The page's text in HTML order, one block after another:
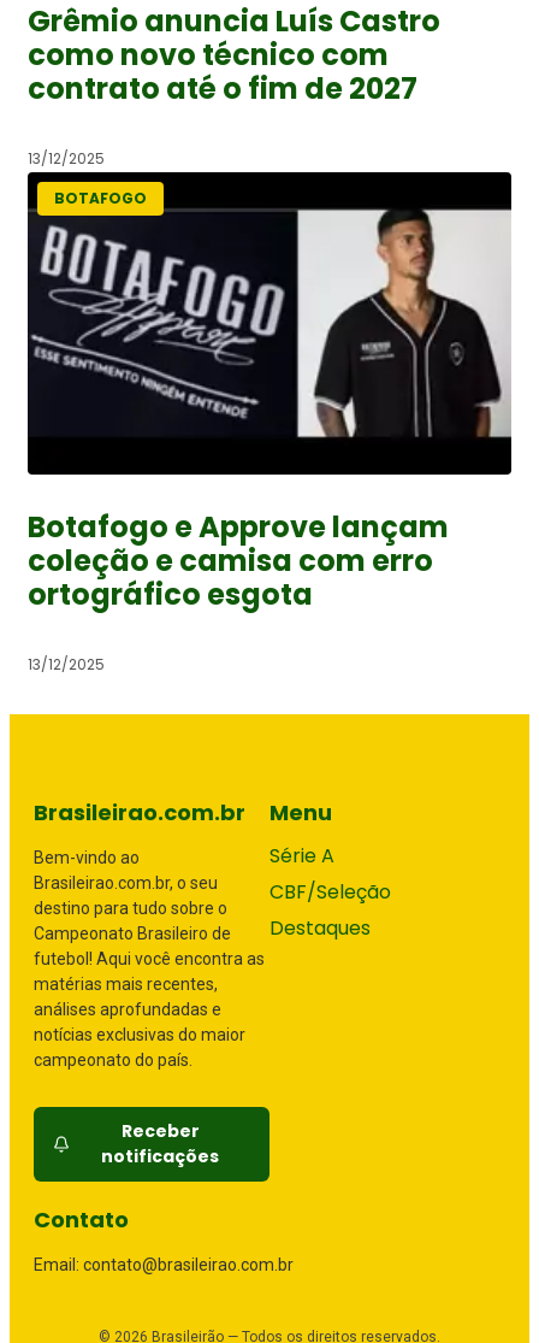
Grêmio anuncia Luís Castro
como novo técnico com
contrato até o fim de 2027
13/12/2025
BOTAFOGO
Botafogo e Approve lançam
coleção e camisa com erro
ortográfico esgota
13/12/2025
Brasileirao.com.br
Bem-vindo ao
Brasileirao.com.br, o seu
destino para tudo sobre o
Campeonato Brasileiro de
futebol! Aqui você encontra as
matérias mais recentes,
análises aprofundadas e
notícias exclusivas do maior
campeonato do país.
Receber
notificações
Menu
Série A
CBF/Seleção
Destaques
Contato
Email: contato@brasileirao.com.br
© 2026 Brasileirão — Todos os direitos reservados.